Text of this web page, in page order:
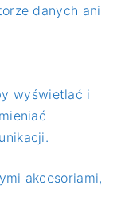
danych ani
wyświetlać i
akcesoriami,